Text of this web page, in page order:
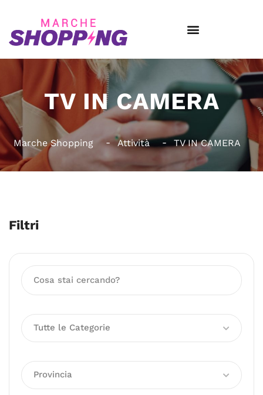
TV IN CAMERA
Marche Shopping Attività TV IN CAMERA
Filtri
Tutte le Categorie
Provincia